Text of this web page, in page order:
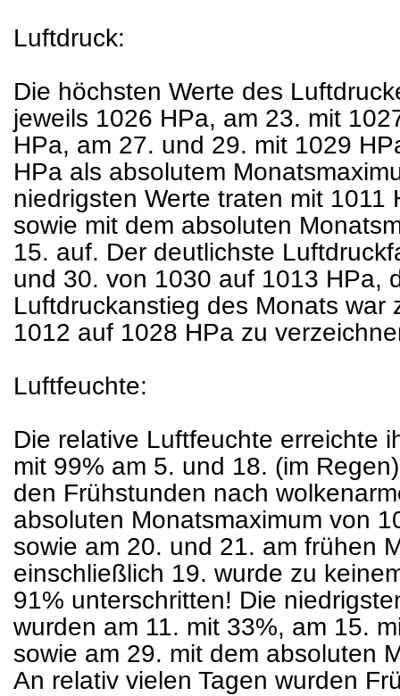
Luftdruck:
Die höchsten Werte des
jeweils 1026 HPa, am 23. mit
HPa, am 27. und 29. mit 1029
HPa als absolutem
niedrigsten Werte traten mit
sowie mit dem absoluten
15. auf. Der deutlichste
und 30. von 1030 auf 1013 HPa,
Luftdruckanstieg des Monats war
1012 auf 1028 HPa zu
Luftfeuchte:
Die relative Luftfeuchte erreichte
mit 99% am 5. und 18. (im
den Frühstunden nach
absoluten Monatsmaximum von
sowie am 20. und 21. am frühen
einschließlich 19. wurde zu
91% unterschritten! Die
wurden am 11. mit 33%, am 15.
sowie am 29. mit dem absoluten
An relativ vielen Tagen wurden